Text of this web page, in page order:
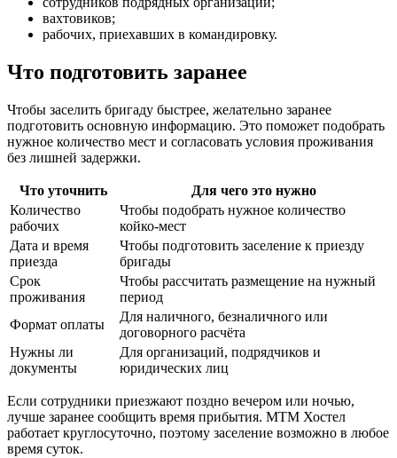
вахтовиков;
рабочих, приехавших в командировку.
Что подготовить заранее
Чтобы заселить бригаду быстрее, желательно заранее
подготовить основную информацию. Это поможет подобрать
нужное количество мест и согласовать условия проживания
без лишней задержки.
Что уточнить
Для чего это нужно
Количество
рабочих
Чтобы подобрать нужное количество
койко-мест
Дата и время
приезда
Чтобы подготовить заселение к приезду
бригады
Срок
проживания
Чтобы рассчитать размещение на нужный
период
Формат оплаты
Для наличного, безналичного или
договорного расчёта
Нужны ли
документы
Для организаций, подрядчиков и
юридических лиц
Если сотрудники приезжают поздно вечером или ночью,
лучше заранее сообщить время прибытия. МТМ Хостел
работает круглосуточно, поэтому заселение возможно в любое
время суток.